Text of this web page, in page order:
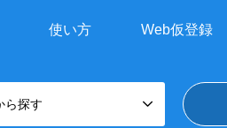
使い方 Web仮登録
ら探す